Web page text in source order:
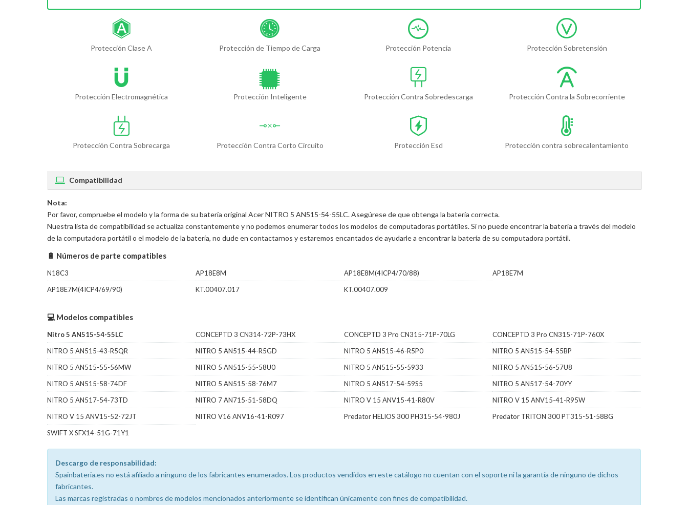
Protección Clase A Protección de Tiempo de Carga Protección Potencia Protección Sobretensión
Protección Electromagnética Protección Inteligente Protección Contra Sobredescarga Protección Contra la Sobrecorriente
Protección Contra Sobrecarga Protección Contra Corto Circuito Protección Esd Protección contra sobrecalentamiento
Compatibilidad
Nota:
Por favor, compruebe el modelo y la forma de su batería original Acer NITRO 5 AN515-54-55LC. Asegúrese de que obtenga la batería correcta.
Nuestra lista de compatibilidad se actualiza constantemente y no podemos enumerar todos los modelos de computadoras portátiles. Si no puede encontrar la batería a través del modelo
de la computadora portátil o el modelo de la batería, no dude en contactarnos y estaremos encantados de ayudarle a encontrar la batería de su computadora portátil.
🔋 Números de parte compatibles
N18C3 AP18E8M AP18E8M(4ICP4/70/88)
AP18E7M
AP18E7M(4ICP4/69/90)
KT.00407.017 KT.00407.009
💻 Modelos compatibles
Nitro 5 AN515-54-55LC CONCEPTD 3 CN314-72P-73HX CONCEPTD 3 Pro CN315-71P-70LG
CONCEPTD 3 Pro CN315-71P-760X
NITRO 5 AN515-43-R5QR
NITRO 5 AN515-44-R5GD NITRO 5 AN515-46-R5P0
NITRO 5 AN515-54-55BP
NITRO 5 AN515-55-56MW
NITRO 5 AN515-55-58U0 NITRO 5 AN515-55-5933
NITRO 5 AN515-56-57U8
NITRO 5 AN515-58-74DF
NITRO 5 AN515-58-76M7 NITRO 5 AN517-54-59S5
NITRO 5 AN517-54-70YY
NITRO 5 AN517-54-73TD
NITRO 7 AN715-51-58DQ NITRO V 15 ANV15-41-R80V
NITRO V 15 ANV15-41-R95W
NITRO V 15 ANV15-52-72JT
NITRO V16 ANV16-41-R097 Predator HELIOS 300 PH315-54-980J
Predator TRITON 300 PT315-51-58BG
SWIFT X SFX14-51G-71Y1
Descargo de responsabilidad:
Spainbateria.es no está afiliado a ninguno de los fabricantes enumerados. Los productos vendidos en este catálogo no cuentan con el soporte ni la garantía de ninguno de dichos
fabricantes.
Las marcas registradas o nombres de modelos mencionados anteriormente se identifican únicamente con fines de compatibilidad.